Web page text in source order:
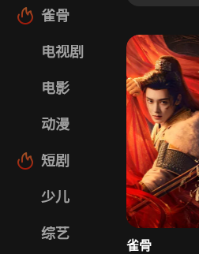
雀骨
电视剧
电影
动漫
短剧
少儿
综艺
雀骨